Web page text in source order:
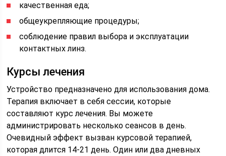
качественная еда;
общеукрепляющие процедуры;
соблюдение правил выбора и эксплуатации
контактных линз.
Курсы лечения
Устройство предназначено для использования дома.
Терапия включает в себя сессии, которые
составляют курс лечения. Вы можете
администрировать несколько сеансов в день.
Очевидный эффект вызван курсовой терапией,
которая длится 14-21 день. Один или два дневных